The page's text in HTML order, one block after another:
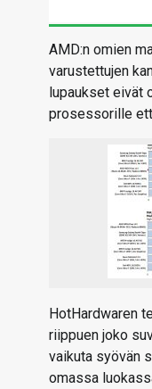
AMD:n omien
varustettujen
lupaukset eivät
prosessorille
HotHardwaren
riippuen joko
vaikuta syövän
omassa